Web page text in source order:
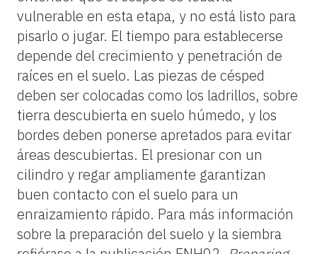
vulnerable en esta etapa, y no está listo para
pisarlo o jugar. El tiempo para establecerse
depende del crecimiento y penetración de
raíces en el suelo. Las piezas de césped
deben ser colocadas como los ladrillos, sobre
tierra descubierta en suelo húmedo, y los
bordes deben ponerse apretados para evitar
áreas descubiertas. El presionar con un
cilindro y regar ampliamente garantizan
buen contacto con el suelo para un
enraizamiento rápido. Para más información
sobre la preparación del suelo y la siembra